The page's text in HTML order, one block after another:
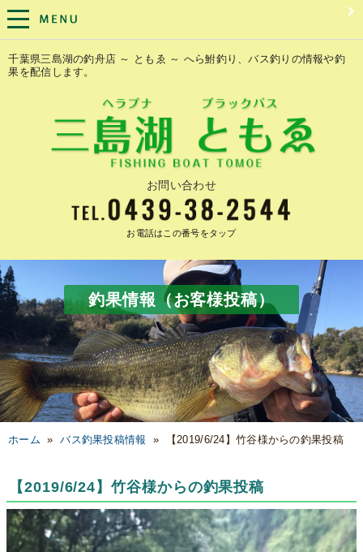
千葉県三島湖の釣舟店 ～ ともゑ ～ へら鮒釣り、バス釣りの情報や釣
果を配信します。
お問い合わせ
お電話はこの番号をタップ
釣果情報（お客様投稿）
ホーム »バス釣果投稿情報 » 【2019/6/24】竹谷様からの釣果投稿
【2019/6/24】竹谷様からの釣果投稿